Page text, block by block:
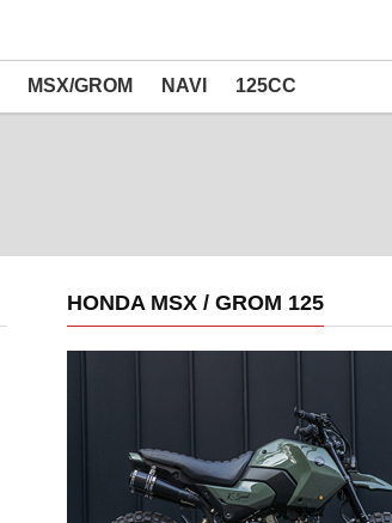
MSX/GROM NAVI 125CC
HONDA MSX / GROM 125